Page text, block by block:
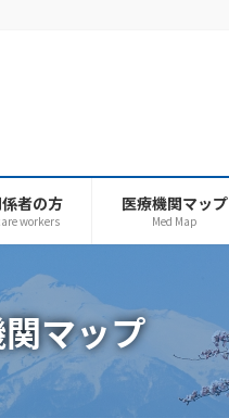
者の方
workers
医療機関マップ
Med Map
マップ